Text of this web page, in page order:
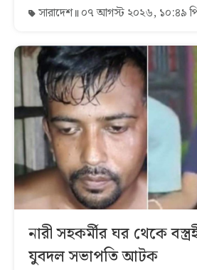
সারাদেশ ০৭ আগস্ট ২০২৬, ১০:৪৯
নারী সহকর্মীর ঘর থেকে
যুবদল সভাপতি আটক